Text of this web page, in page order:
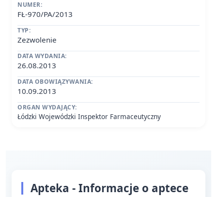
NUMER:
FŁ-970/PA/2013
TYP:
Zezwolenie
DATA WYDANIA:
26.08.2013
DATA OBOWIĄZYWANIA:
10.09.2013
ORGAN WYDAJĄCY:
Łódzki Wojewódzki Inspektor Farmaceutyczny
Apteka - Informacje o aptece